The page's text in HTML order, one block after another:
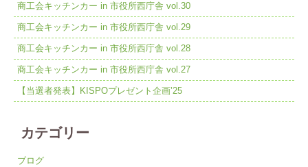
商工会キッチンカー in 市役所西庁舎 vol.30
商工会キッチンカー in 市役所西庁舎 vol.29
商工会キッチンカー in 市役所西庁舎 vol.28
商工会キッチンカー in 市役所西庁舎 vol.27
【当選者発表】KISPOプレゼント企画’25
カテゴリー
ブログ